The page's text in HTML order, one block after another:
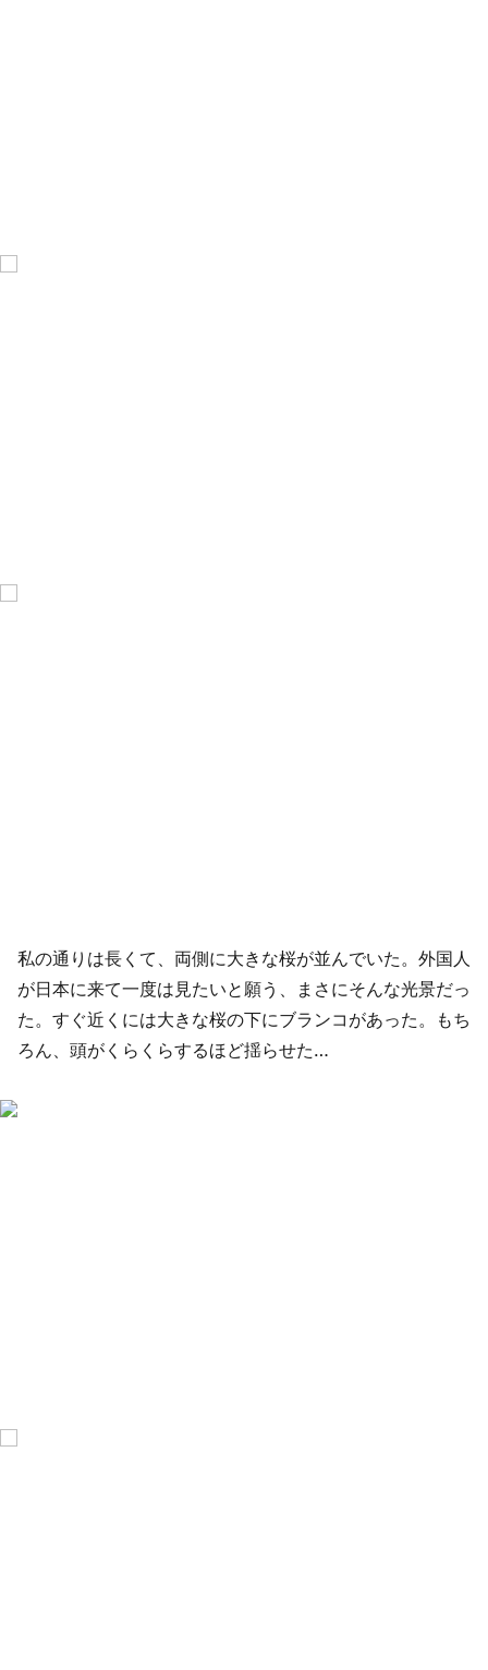
私の通りは長くて、両側に大きな桜が並んでいた。外国人
が日本に来て一度は見たいと願う、まさにそんな光景だっ
た。すぐ近くには大きな桜の下にブランコがあった。もち
ろん、頭がくらくらするほど揺らせた…